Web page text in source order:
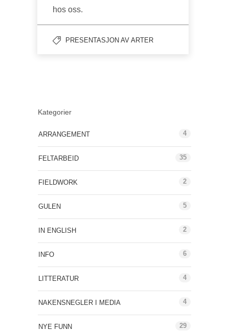
hos oss.
PRESENTASJON AV ARTER
Kategorier
ARRANGEMENT 4
FELTARBEID 35
FIELDWORK 2
GULEN 5
IN ENGLISH 2
INFO 6
LITTERATUR 4
NAKENSNEGLER I MEDIA 4
NYE FUNN 29